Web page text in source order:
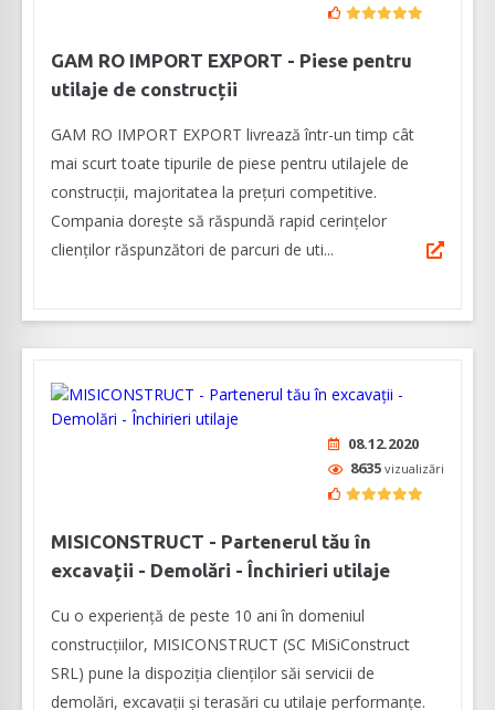
GAM RO IMPORT EXPORT - Piese pentru
utilaje de construcții
GAM RO IMPORT EXPORT livrează într-un timp cât
mai scurt toate tipurile de piese pentru utilajele de
construcții, majoritatea la prețuri competitive.
Compania dorește să răspundă rapid cerințelor
clienților răspunzători de parcuri de uti...
08.12.2020
8635 vizualizări
MISICONSTRUCT - Partenerul tău în
excavații - Demolări - Închirieri utilaje
Cu o experiență de peste 10 ani în domeniul
construcțiilor, MISICONSTRUCT (SC MiSiConstruct
SRL) pune la dispoziția clienților săi servicii de
demolări, excavații și terasări cu utilaje performanțe.